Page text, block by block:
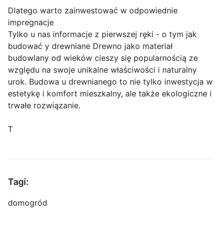
Dlatego warto zainwestować w odpowiednie
impregnacje
Tylko u nas informacje z pierwszej ręki - o tym jak
budować y drewniane Drewno jako materiał
budowlany od wieków cieszy się popularnością ze
względu na swoje unikalne właściwości i naturalny
urok. Budowa u drewnianego to nie tylko inwestycja w
estetykę i komfort mieszkalny, ale także ekologiczne i
trwałe rozwiązanie.
T
Tagi:
domogród